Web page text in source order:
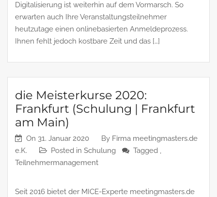
Digitalisierung ist weiterhin auf dem Vormarsch. So
erwarten auch Ihre Veranstaltungsteilnehmer
heutzutage einen onlinebasierten Anmeldeprozess.
Ihnen fehlt jedoch kostbare Zeit und das […]
die Meisterkurse 2020:
Frankfurt (Schulung | Frankfurt
am Main)
On 31. Januar 2020 By Firma meetingmasters.de
e.K.
Posted in Schulung
Tagged ,
Teilnehmermanagement
Seit 2016 bietet der MICE-Experte meetingmasters.de